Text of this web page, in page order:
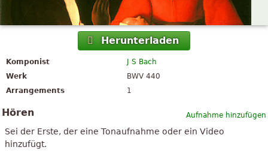
Herunterladen
Komponist
J S Bach
Werk
BWV 440
Arrangements
1
Aufnahme hinzufügen
Hören
Sei der Erste, der eine Tonaufnahme oder ein Video
hinzufügt.